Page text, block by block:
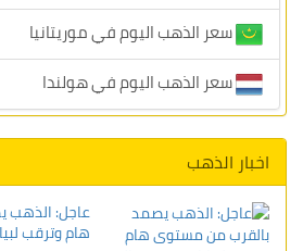
سعر الذهب اليوم في موريتانيا
سعر الذهب اليوم في هولندا
اخبار الذهب
عاجل: الذهب
هام وترقب